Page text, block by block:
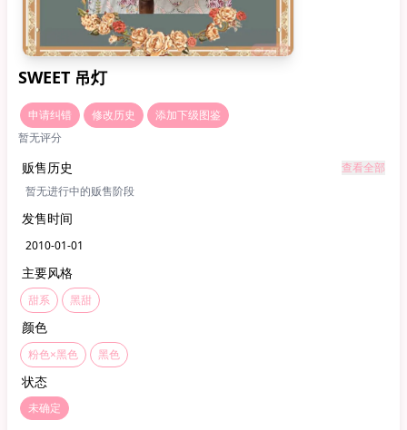
SWEET 吊灯
申请纠错 修改历史 添加下级图鉴
暂无评分
贩售历史
查看全部
暂无进行中的贩售阶段
发售时间
2010-01-01
主要风格
甜系 黑甜
颜色
粉色×黑色 黑色
状态
未确定